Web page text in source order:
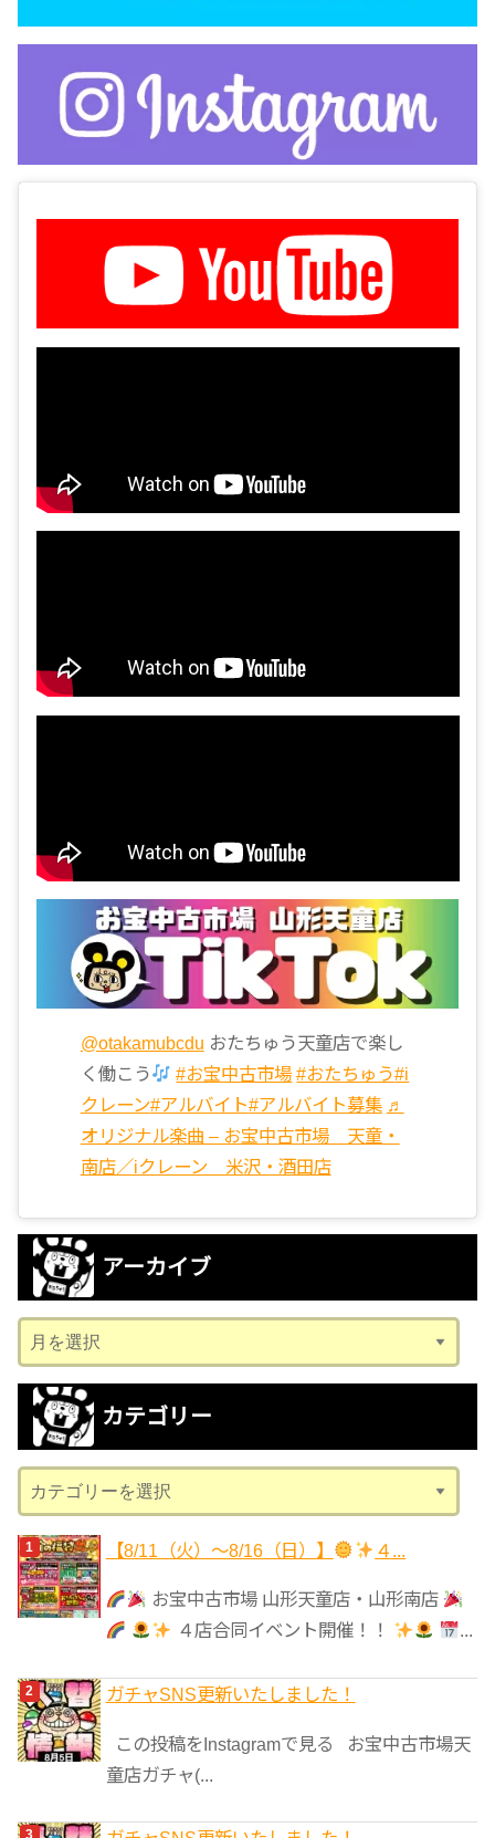
@otakamubcdu おたちゅう天童店で楽し
く働こう
#お宝中古市場 #おたちゅう#i
クレーン#アルバイト#アルバイト募集 ♬
オリジナル楽曲 – お宝中古市場 天童・
南店／iクレーン 米沢・酒田店
アーカイブ
ー
カ
ブ
カテゴリー
テ
ゴ
リ
ー
【8/11（火）～8/16（日）】 ４...
お宝中古市場 山形天童店・山形南店
４店合同イベント開催！！
...
ガチャSNS更新いたしました！
この投稿をInstagramで見る お宝中古市場天
童店ガチャ(...